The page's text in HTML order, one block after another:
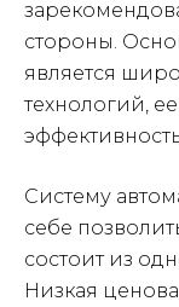
стороны.
является
технологий,
Систему
себе
состоит из
Низкая